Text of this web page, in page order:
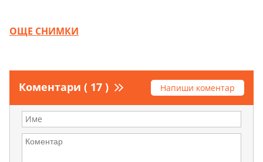
OЩЕ СНИМКИ
Коментари ( 17 ) Напиши коментар